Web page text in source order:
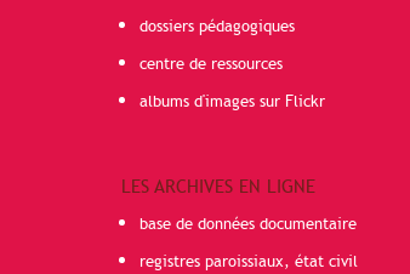
dossiers pédagogiques
centre de ressources
albums d'images sur Flickr
LES ARCHIVES EN LIGNE
base de données documentaire
registres paroissiaux, état civil